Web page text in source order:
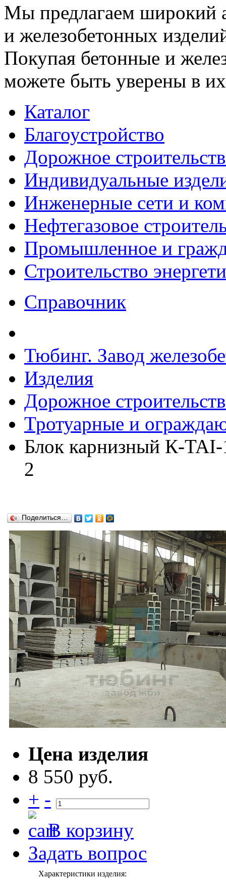
Мы предлагаем широкий
и железобетонных
Покупая бетонные и
можете быть уверены в их
Каталог
Благоустройство
Дорожное
Индивидуальные
Инженерные сети и
Нефтегазовое
Промышленное и
Строительство
Справочник
Тюбинг. Завод
Изделия
Дорожное
Тротуарные и
Блок карнизный К-
2
Поделиться…
Цена изделия
8 550 руб.
+ -
В корзину
Задать вопрос
Характеристики изделия: